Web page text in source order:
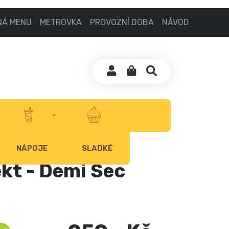
MENU METROVKA PROVOZNÍ DOBA NÁVOD
NÁPOJE SLADKÉ
- Demi Sec